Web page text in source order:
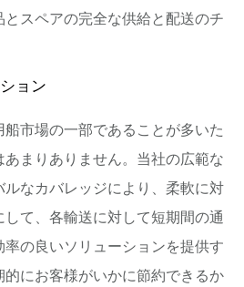
スペアの完全な供給と配送のチ
ョン
市場の一部であることが多いた
まりありません。当社の広範な
なカバレッジにより、柔軟に対
て、各輸送に対して短期間の通
の良いソリューションを提供す
にお客様がいかに節約できるか